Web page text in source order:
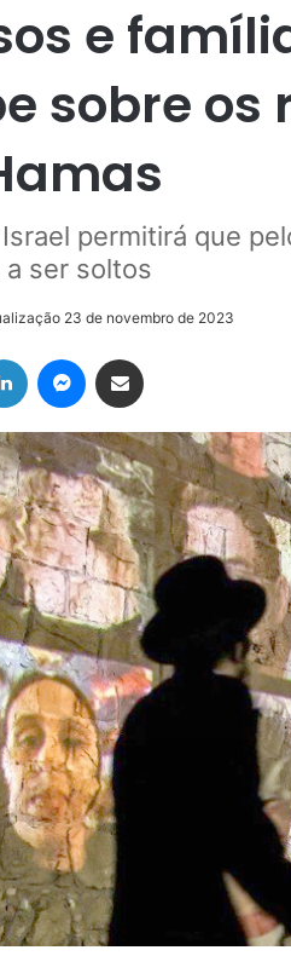
e
sobre os
permitirá que
ser soltos
23 de novembro de 2023
Linkedin Messenger